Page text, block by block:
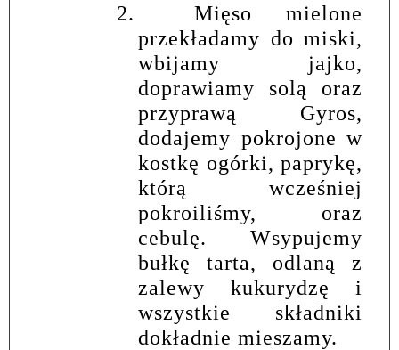
2.
Mięso mielone
przekładamy do miski,
wbijamy jajko,
doprawiamy solą oraz
przyprawą Gyros,
dodajemy pokrojone w
kostkę ogórki, paprykę,
którą wcześniej
pokroiliśmy, oraz
cebulę. Wsypujemy
bułkę tarta, odlaną z
zalewy kukurydzę i
wszystkie składniki
dokładnie mieszamy.